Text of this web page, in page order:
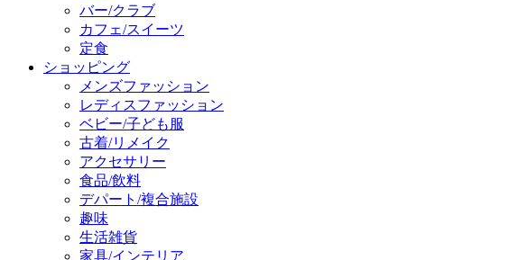
バー/クラブ
カフェ/スイーツ
定食
ショッピング
メンズファッション
レディスファッション
ベビー/子ども服
古着/リメイク
アクセサリー
食品/飲料
デパート/複合施設
趣味
生活雑貨
家具/インテリア